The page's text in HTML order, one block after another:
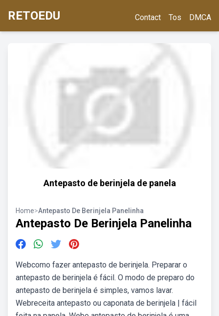
RETOEDU Contact Tos DMCA
Antepasto de berinjela de panela
Home>Antepasto De Berinjela Panelinha
Antepasto De Berinjela Panelinha
Webcomo fazer antepasto de berinjela. Preparar o
antepasto de berinjela é fácil. O modo de preparo do
antepasto de berinjela é simples, vamos lavar.
Webreceita antepasto ou caponata de berinjela | fácil